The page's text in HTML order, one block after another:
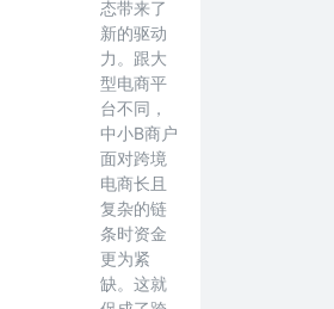
态带来了
新的驱动
力。跟大
型电商平
台不同，
中小B商户
面对跨境
电商长且
复杂的链
条时资金
更为紧
缺。这就